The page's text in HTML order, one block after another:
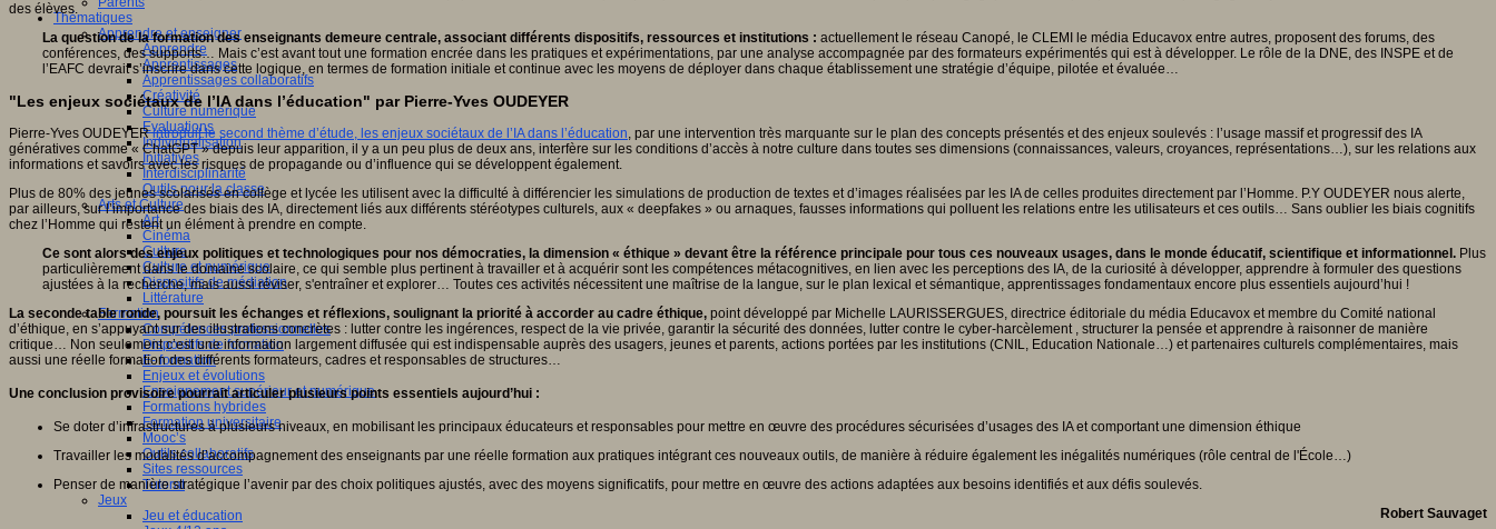
Thématiques
Apprendre et enseigner
Apprendre
Apprentissages
Apprentissages collaboratifs
Créativité
Culture numérique
Evaluations
Individualisation
Initiatives
Interdisciplinarité
Outils pour la classe
Arts et Culture
Art
Cinéma
Culture
Culture et numérique
Dispositifs de médiation
Littérature
Formation
Compétences professionnelles
Dispositifs de formation
E- formation
Enjeux et évolutions
Enseignement supérieur et numérique
Formations hybrides
Formation universitaire
Mooc’s
Outils collaboratifs
Sites ressources
Tutorat
Jeux
Jeu et éducation
des élèves.
La question de la formation des enseignants demeure centrale, associant différents dispositifs, ressources et institutions : actuellement le réseau Canopé, le CLEMI le média Educavox entre autres, proposent des forums, des
conférences, des supports… Mais c’est avant tout une formation encrée dans les pratiques et expérimentations, par une analyse accompagnée par des formateurs expérimentés qui est à développer. Le rôle de la DNE, des INSPE et de
l’EAFC devrait s’inscrire dans cette logique, en termes de formation initiale et continue avec les moyens de déployer dans chaque établissement une stratégie d’équipe, pilotée et évaluée…
"Les enjeux sociétaux de l’IA dans l’éducation" par Pierre-Yves OUDEYER
Pierre-Yves OUDEYERintroduit le second thème d’étude, les enjeux sociétaux de l’IA dans l’éducation, par une intervention très marquante sur le plan des concepts présentés et des enjeux soulevés : l’usage massif et progressif des IA
génératives comme « ChatGPT » depuis leur apparition, il y a un peu plus de deux ans, interfère sur les conditions d’accès à notre culture dans toutes ses dimensions (connaissances, valeurs, croyances, représentations…), sur les relations aux
informations et savoirs avec les risques de propagande ou d’influence qui se développent également.
Plus de 80% des jeunes scolarisés en collège et lycée les utilisent avec la difficulté à différencier les simulations de production de textes et d’images réalisées par les IA de celles produites directement par l’Homme. P.Y OUDEYER nous alerte,
par ailleurs, sur l’importance des biais des IA, directement liés aux différents stéréotypes culturels, aux « deepfakes » ou arnaques, fausses informations qui polluent les relations entre les utilisateurs et ces outils… Sans oublier les biais cognitifs
chez l’Homme qui restent un élément à prendre en compte.
Ce sont alors des enjeux politiques et technologiques pour nos démocraties, la dimension « éthique » devant être la référence principale pour tous ces nouveaux usages, dans le monde éducatif, scientifique et informationnel. Plus
particulièrement dans le domaine scolaire, ce qui semble plus pertinent à travailler et à acquérir sont les compétences métacognitives, en lien avec les perceptions des IA, de la curiosité à développer, apprendre à formuler des questions
ajustées à la recherche, mais aussi réviser, s'entraîner et explorer… Toutes ces activités nécessitent une maîtrise de la langue, sur le plan lexical et sémantique, apprentissages fondamentaux encore plus essentiels aujourd’hui !
La seconde table ronde, poursuit les échanges et réflexions, soulignant la priorité à accorder au cadre éthique, point développé par Michelle LAURISSERGUES, directrice éditoriale du média Educavox et membre du Comité national
d’éthique, en s’appuyant sur des illustrations concrètes : lutter contre les ingérences, respect de la vie privée, garantir la sécurité des données, lutter contre le cyber-harcèlement , structurer la pensée et apprendre à raisonner de manière
critique… Non seulement c’est une information largement diffusée qui est indispensable auprès des usagers, jeunes et parents, actions portées par les institutions (CNIL, Education Nationale…) et partenaires culturels complémentaires, mais
aussi une réelle formation des différents formateurs, cadres et responsables de structures…
Une conclusion provisoire pourrait articuler plusieurs points essentiels aujourd’hui :
Se doter d’infrastructures à plusieurs niveaux, en mobilisant les principaux éducateurs et responsables pour mettre en œuvre des procédures sécurisées d’usages des IA et comportant une dimension éthique
Travailler les modalités d’accompagnement des enseignants par une réelle formation aux pratiques intégrant ces nouveaux outils, de manière à réduire également les inégalités numériques (rôle central de l'École…)
Penser de manière stratégique l’avenir par des choix politiques ajustés, avec des moyens significatifs, pour mettre en œuvre des actions adaptées aux besoins identifiés et aux défis soulevés.
Robert Sauvaget